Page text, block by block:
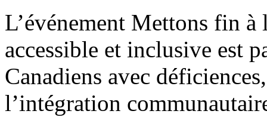
L’événement Mettons fin
accessible et inclusive est
Canadiens avec
l’intégration